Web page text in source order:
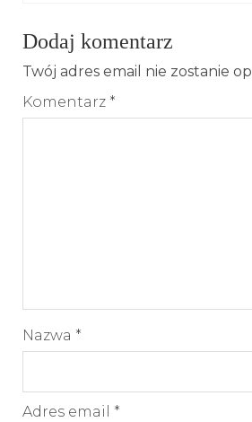
Dodaj komentarz
Twój adres email nie zostanie
Komentarz *
Nazwa *
Adres email *